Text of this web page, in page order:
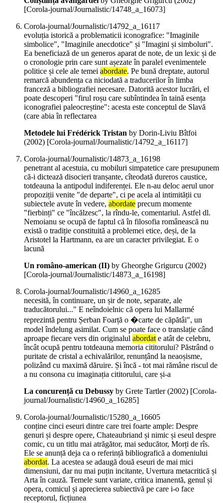
[Corola-journal/Journalistic/14748_a_16073]
Corola-journal/Journalistic/14792_a_16117
evoluția istorică a problematicii iconografice: "Imaginile
simbolice", "Imaginile anecdotice" și "Imagini și simboluri".
Ea beneficiază de un generos aparat de note, de un lexic și de
o cronologie prin care sunt așezate în paralel evenimentele
politice și cele ale temei abordate. Pe bună dreptate, autorul
remarcă abundența ca niciodată a traducerilor în limba
franceză a bibliografiei necesare. Datorită acestor lucrări, el
poate descoperi "firul roșu care subîntindea în taină esența
iconografiei paleocreștine": acesta este conceptul de Slavă
(care abia în reflectarea
Metodele lui Frédérick Tristan by Dorin-Liviu Bîtfoi
(2002) [Corola-journal/Journalistic/14792_a_16117]
Corola-journal/Journalistic/14873_a_16198
penetrant al acestuia, cu mobiluri simpatetice care presupunem
că-i dictează disocieri tranșante, cîteodată dureros caustice,
totdeauna la antipodul indiferenței. Ele n-au deloc aerul unor
propoziții venite "de departe", ci pe acela al intimității cu
subiectele avute în vedere, abordate precum momente
"fierbinți" ce "încălzesc", la rîndu-le, comentariul. Astfel dl.
Nemoianu se ocupă de faptul că în filosofia românească nu
există o tradiție constituită a problemei etice, deși, de la
Aristotel la Hartmann, ea are un caracter privilegiat. E o
lacună
Un româno-american (II) by Gheorghe Grigurcu (2002)
[Corola-journal/Journalistic/14873_a_16198]
Corola-journal/Journalistic/14960_a_16285
necesită, în continuare, un șir de note, separate, ale
traducătorului..." E neîndoielnic că opera lui Mallarmé
reprezintă pentru Șerban Foarță o �carte de căpătâi", un
model îndelung asimilat. Cum se poate face o translație când
aproape fiecare vers din originalul abordate atât de celebru,
încât ocupă pentru totdeauna memoria cititorului? Păstrând o
puritate de cristal a echivalărilor, renunțând la neaoșisme,
polizând cu maximă dăruire. Și încă - tot mai rămâne riscul de
a nu consona cu imaginația cititorului, care și-a
La concurență cu Debussy by Grete Tartler (2002) [Corola-
journal/Journalistic/14960_a_16285]
Corola-journal/Journalistic/15280_a_16605
conține cinci eseuri dintre care trei foarte ample: Despre
genuri și despre opere, Chateaubriand și nimic și eseul despre
comic, cu un titlu mai atrăgător, mai seducător, Morți de rîs.
Ele se anunță deja ca o referință bibliografică a domeniului
abordat. La acestea se adaugă două eseuri de mai mici
dimensiuni, dar nu mai puțin incitante, Uvertura metacritică și
Arta în cauză. Temele sunt variate, critica imanentă, genul și
opera, comicul și aprecierea subiectivă pe care i-o face
receptorul, ficțiunea